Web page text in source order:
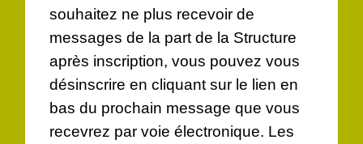
souhaitez ne plus recevoir de
messages de la part de la Structure
après inscription, vous pouvez vous
désinscrire en cliquant sur le lien en
bas du prochain message que vous
recevrez par voie électronique. Les